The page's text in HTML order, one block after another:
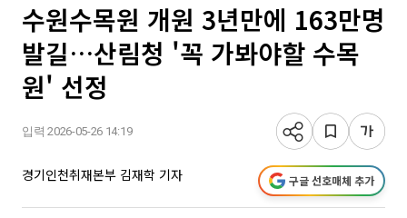
수원수목원 개원 3년만에 163만명
발길…산림청 '꼭 가봐야할 수목
원' 선정
입력 2026-05-26 14:19
경기인천취재본부 김재학 기자 구글 선호매체 추가